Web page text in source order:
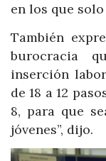
en los que
También
burocracia
inserción
de 18 a 12
8, para que
jóvenes”, dijo.